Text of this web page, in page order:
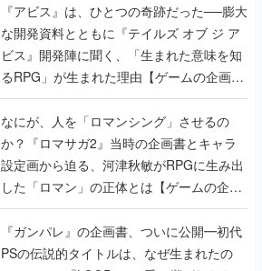
『アビス』は、ひとつの奇跡だった──膨大
な開発資料とともに『テイルズ オブ ジ ア
ビス』開発陣に聞く、「生まれた意味を知
るRPG」が生まれた理由【ゲームの企画
書】
なにが、人を「ロマンシング」させるの
か？『ロマサガ2』当時の企画書とキャラ
設定画から迫る、河津秋敏がRPGに生み出
した「ロマン」の正体とは【ゲームの企画
書】
『ガンパレ』の企画書、ついに公開━初代
PSの伝説的タイトルは、なぜ生まれたの